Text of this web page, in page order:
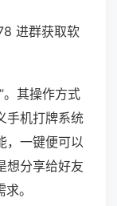
进群获取软
。其操作方式
手机打牌系统
，一键便可以
想分享给好友
。